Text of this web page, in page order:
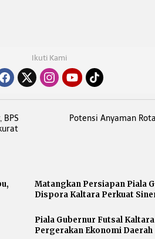
Ikuti Kami
Potensi Anyaman
Matangkan Persiapan Piala
Dispora Kaltara Perkuat
Piala Gubernur Futsal
Pergerakan Ekonomi Daerah